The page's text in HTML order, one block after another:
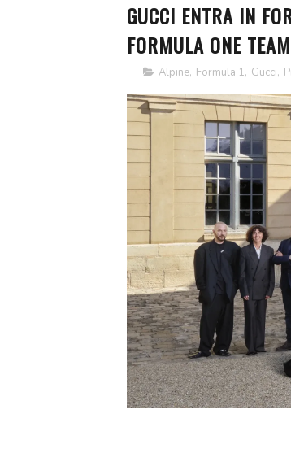
GUCCI ENTRA IN
FORMULA ONE TEAM
Alpine, Formula 1, Gucci,